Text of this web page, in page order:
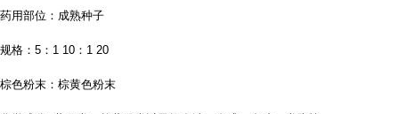
药用部位：成熟种子
规格： 5 ： 1 10 ： 1 20
棕色粉末：棕黄色粉末